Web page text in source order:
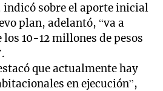
sobre el aporte inicial
plan, adelantó, “va a
los 10-12 millones de pesos
que actualmente hay
en ejecución”,